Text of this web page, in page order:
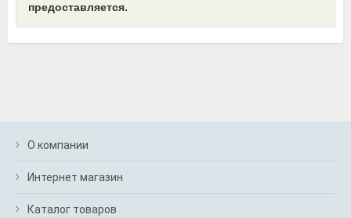
предоставляется.
О компании
Интернет магазин
Каталог товаров